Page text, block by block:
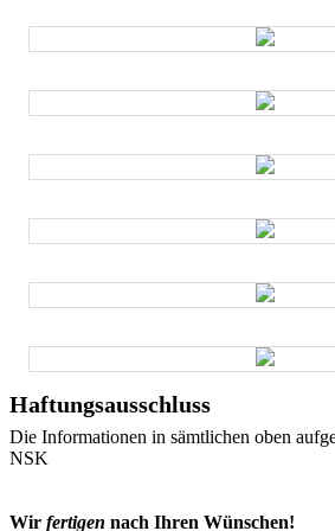
Haftungsausschluss
Die Informationen in sämtlichen oben
NSK
Wir fertigen nach Ihren Wünschen!